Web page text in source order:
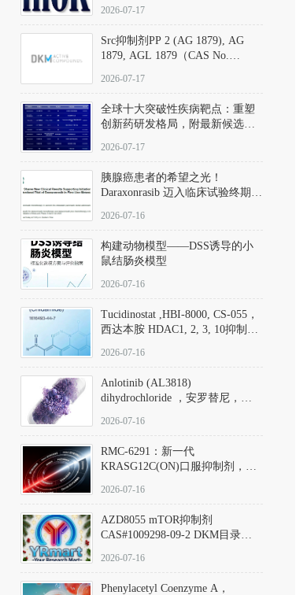
140 nM和300 nM；在众多丝氨酸/
中，其靶向ROCK的选择性超过
200倍，凸显出优异的分子特异
2026-07-17
Src抑制剂PP 2 (AG 1879), AG
1879, AGL 1879（CAS No.
应用指南
2026-07-17
全球十大突破性疾病靶点：重塑
创新药研发格局，附最新候选分
2026-07-17
胰腺癌患者的希望之光！
Daraxonrasib 迈入临床试验终期阶
2026-07-16
构建动物模型——DSS诱导的小
鼠结肠炎模型
2026-07-16
Tucidinostat ,HBI-8000, CS-055，
西达本胺 HDAC1, 2, 3, 10抑制剂
D808567) - DKM活性分子
2026-07-16
Anlotinib (AL3818)
dihydrochloride ，安罗替尼，
Hydrochloride实验方法步骤SOP
2026-07-16
RMC-6291：新一代
KRASG12C(ON)口服抑制剂，
(Elironrasib)CAS#2641998-63-0
2026-07-16
AZD8055 mTOR抑制剂
CAS#1009298-09-2 DKM目录号
激酶抑制剂的深度剖析
2026-07-16
Phenylacetyl Coenzyme A，